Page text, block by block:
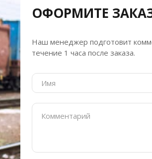
ОФОРМИТЕ
Наш менеджер подготовит
течение 1 часа после заказа.